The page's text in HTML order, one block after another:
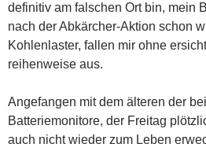
definitiv am falschen Ort bin, mein
nach der Abkärcher-Aktion schon
Kohlenlaster, fallen mir ohne
reihenweise aus.
Angefangen mit dem älteren der
Batteriemonitore, der Freitag
auch nicht wieder zum Leben